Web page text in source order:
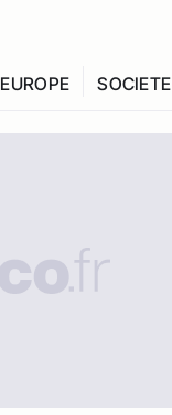
EUROPE SOCIETE